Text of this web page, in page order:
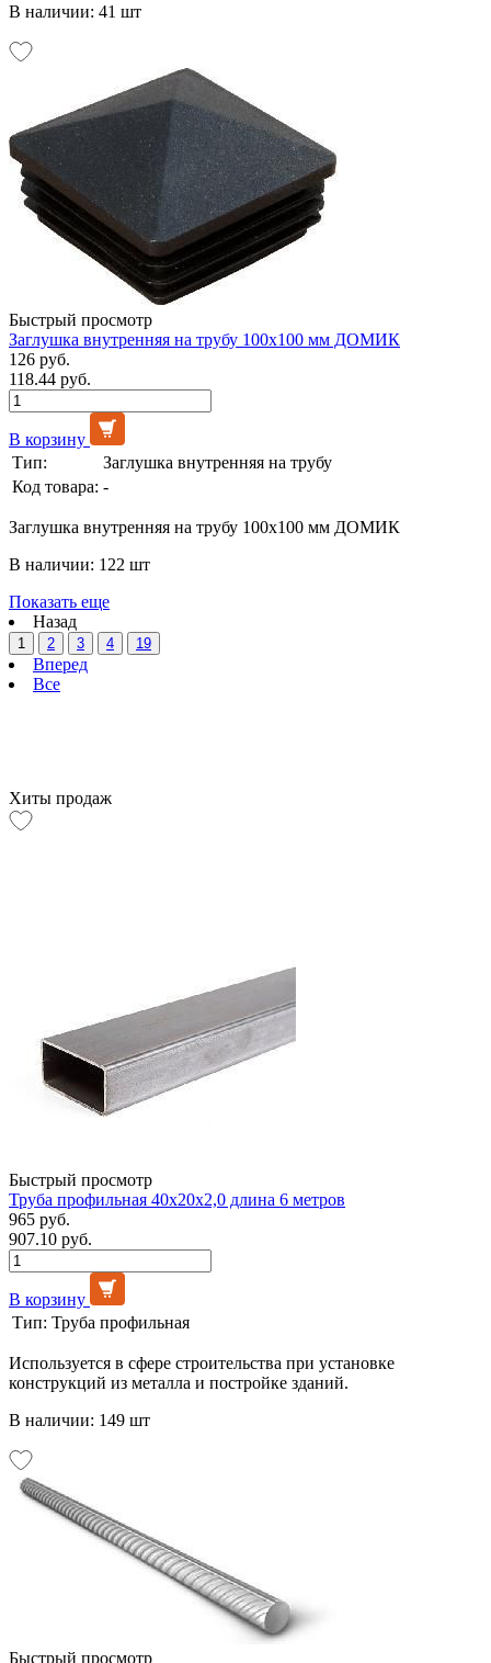
В наличии: 41 шт
Быстрый просмотр
Заглушка внутренняя на трубу 100х100 мм ДОМИК
126 руб.
118.44 руб.
В корзину
Тип:
Заглушка внутренняя на трубу
Код товара: -
Заглушка внутренняя на трубу 100х100 мм ДОМИК
В наличии: 122 шт
Показать еще
Назад
1 2 3 4 19
Вперед
Все
Хиты продаж
Быстрый просмотр
Труба профильная 40х20х2,0 длина 6 метров
965 руб.
907.10 руб.
В корзину
Тип: Труба профильная
Используется в сфере строительства при установке
конструкций из металла и постройке зданий.
В наличии: 149 шт
Быстрый просмотр